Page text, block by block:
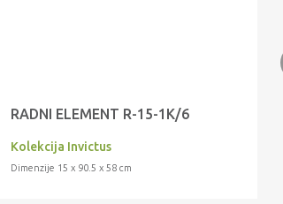
RADNI ELEMENT R-15-1K/6
Kolekcija Invictus
Dimenzije 15 x 90.5 x 58 cm